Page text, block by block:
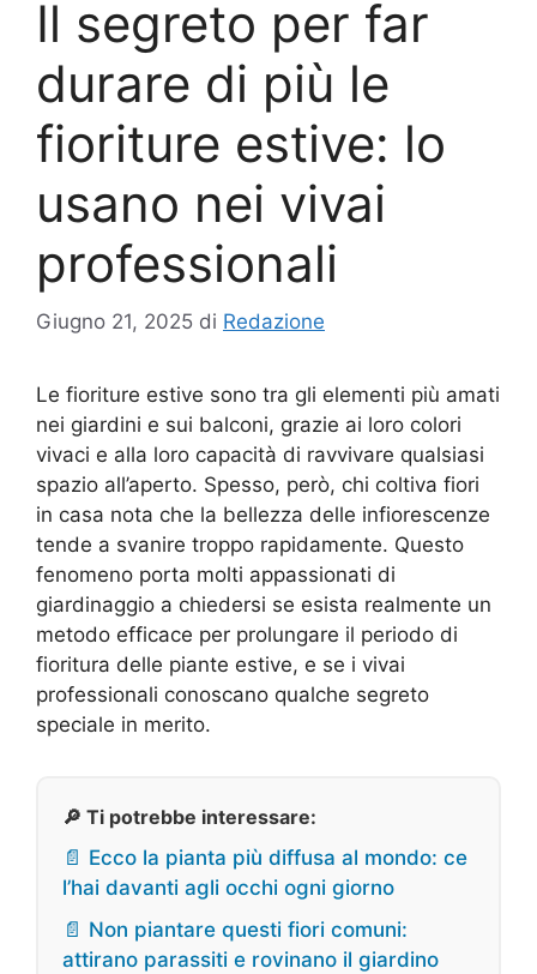
Il segreto per far
durare di più le
fioriture estive: lo
usano nei vivai
professionali
Giugno 21, 2025 di Redazione
Le fioriture estive sono tra gli elementi più amati
nei giardini e sui balconi, grazie ai loro colori
vivaci e alla loro capacità di ravvivare qualsiasi
spazio all’aperto. Spesso, però, chi coltiva fiori
in casa nota che la bellezza delle infiorescenze
tende a svanire troppo rapidamente. Questo
fenomeno porta molti appassionati di
giardinaggio a chiedersi se esista realmente un
metodo efficace per prolungare il periodo di
fioritura delle piante estive, e se i vivai
professionali conoscano qualche segreto
speciale in merito.
🔎 Ti potrebbe interessare:
📄 Ecco la pianta più diffusa al mondo: ce
l’hai davanti agli occhi ogni giorno
📄 Non piantare questi fiori comuni:
attirano parassiti e rovinano il giardino